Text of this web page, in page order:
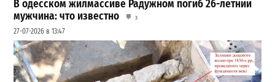
В одесском жилмассиве Радужном погиб 26-летний
мужчина: что известно
3
27-07-2026 в 13:47
Шезлонги, бунгало и VIP-зоны: сколько придется